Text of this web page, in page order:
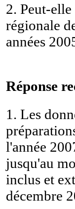
2. Peut-
régionale
années
Réponse
1. Les
l'année
jusqu'au
inclus et
décembre